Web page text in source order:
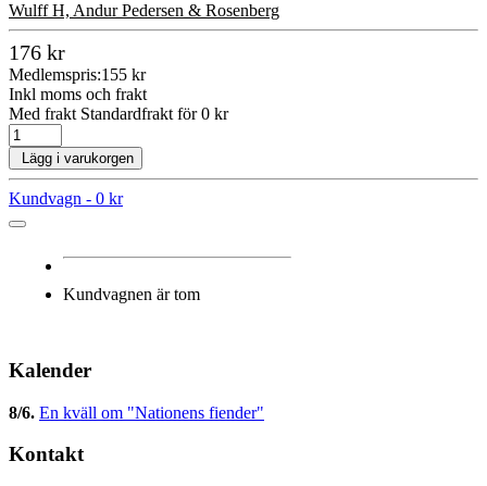
Wulff H, Andur Pedersen & Rosenberg
176 kr
Medlemspris:155 kr
Inkl moms och frakt
Med frakt Standardfrakt för 0 kr
Lägg i varukorgen
Kundvagn - 0 kr
Kundvagnen är tom
Kalender
8/6. En kväll om "Nationens fiender"
Kontakt